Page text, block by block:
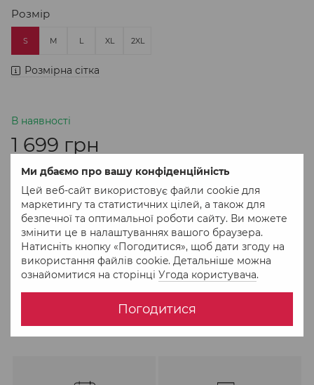
Ми дбаємо про вашу конфіденційність
Цей веб-сайт використовує файли cookie для
маркетингу та статистичних цілей, а також для
безпечної та оптимальної роботи сайту. Ви можете
змінити це в налаштуваннях вашого браузера.
Натисніть кнопку «Погодитися», щоб дати згоду на
використання файлів cookie. Детальніше можна
ознайомитися на сторінці Угода користувача.
Погодитися
Розмір
S M L XL 2XL
Розмірна сітка
В наявності
1 699 грн
В кошик
Придбати в 1 клік
До обраного Порівняти